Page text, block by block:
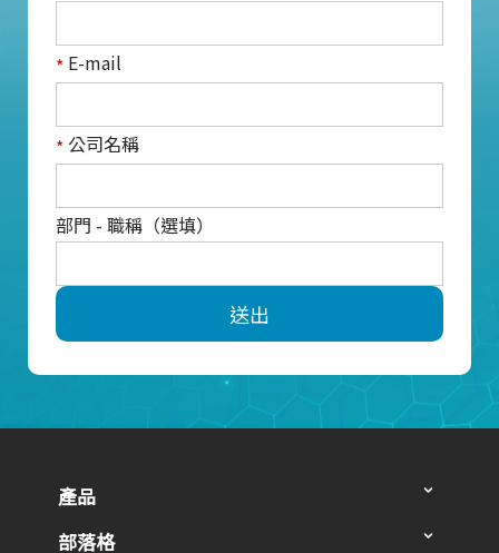
* E-mail
* 公司名稱
部門 - 職稱（選填）
送出
產品
部落格